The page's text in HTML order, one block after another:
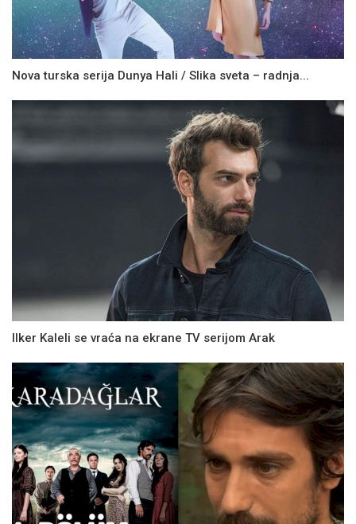
Nova turska serija Dunya Hali / Slika sveta – radnja...
Ilker Kaleli se vraća na ekrane TV serijom Arak